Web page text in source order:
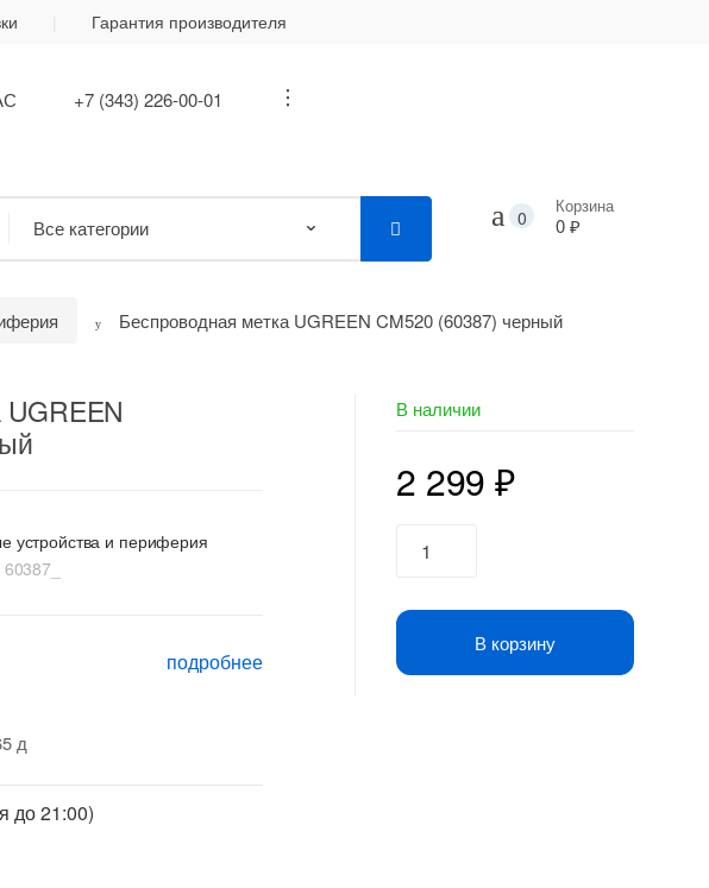
Гарантия производителя
+7 (343) 226-00-01 ...
0
Корзина
0 ₽
Беспроводная метка UGREEN CM520 (60387) черный
устройства и периферия
60387_
подробнее
д
до 21:00)
В наличии
2 299 ₽
метка
CM520
(60387)
В корзину